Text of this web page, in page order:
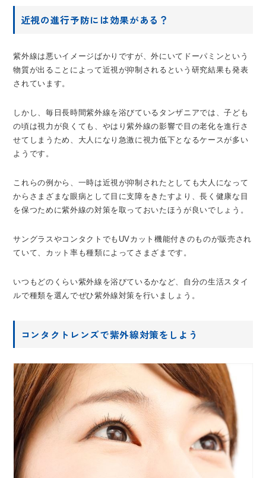
近視の進行予防には効果がある？
紫外線は悪いイメージばかりですが、外にいてドーパミンという
物質が出ることによって近視が抑制されるという研究結果も発表
されています。
しかし、毎日長時間紫外線を浴びているタンザニアでは、子ども
の頃は視力が良くても、やはり紫外線の影響で目の老化を進行さ
せてしまうため、大人になり急激に視力低下となるケースが多い
ようです。
これらの例から、一時は近視が抑制されたとしても大人になって
からさまざまな眼病として目に支障をきたすより、長く健康な目
を保つために紫外線の対策を取っておいたほうが良いでしょう。
サングラスやコンタクトでもUVカット機能付きのものが販売され
ていて、カット率も種類によってさまざまです。
いつもどのくらい紫外線を浴びているかなど、自分の生活スタイ
ルで種類を選んでぜひ紫外線対策を行いましょう。
コンタクトレンズで紫外線対策をしよう